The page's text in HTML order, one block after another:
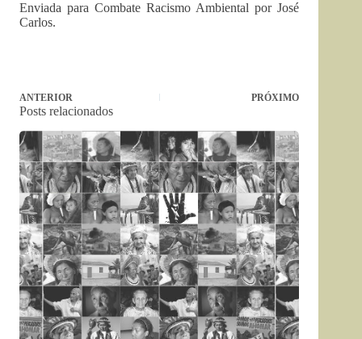
Enviada para Combate Racismo Ambiental por José
Carlos.
ANTERIOR PRÓXIMO
Posts relacionados